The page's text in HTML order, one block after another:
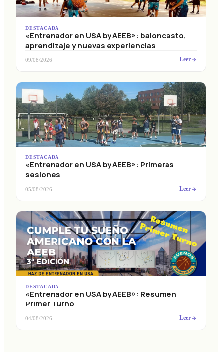
DESTACADA
«Entrenador en USA by AEEB»: baloncesto,
aprendizaje y nuevas experiencias
09/08/2026 Leer
DESTACADA
«Entrenador en USA by AEEB»: Primeras
sesiones
05/08/2026 Leer
DESTACADA
«Entrenador en USA by AEEB»: Resumen
Primer Turno
04/08/2026 Leer